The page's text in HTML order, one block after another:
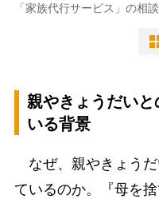
「家族代行サービス」の相
親やきょうだい
いる背景
なぜ、親やきょうだ
ているのか。『母を